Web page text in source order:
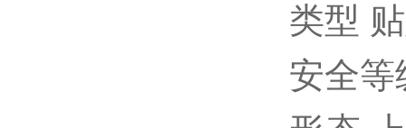
类型
安全